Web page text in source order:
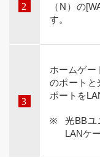
（N）の
す。
ホームゲー
のポートと
ポートを
光BB
LANケ